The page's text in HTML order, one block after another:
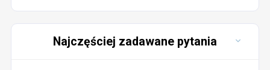
Najczęściej zadawane pytania